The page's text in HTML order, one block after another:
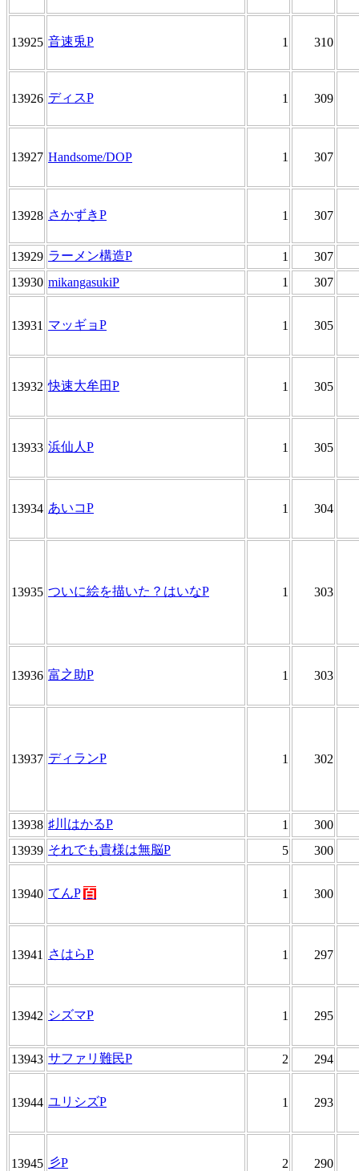
13925 音速兎P 1 310
13926 ディスP 1 309
13927 Handsome/DOP 1 307
13928 さかずきP 1 307
13929 ラーメン構造P 1
307
13930 mikangasukiP 1 307
13931 マッギョP 1 305
13932 快速大牟田P 1 305
13933 浜仙人P 1 305
13934 あいコP 1 304
13935 ついに絵を描いた？はいなP 1 303
13936 富之助P 1 303
13937 ディランP 1 302
13938 ♯川はかるP 1
300
13939 それでも貴様は無脳P 5 300
13940 てんP 百 1 300
13941 さはらP 1 297
13942 シズマP 1 295
13943 サファリ難民P 2 294
13944 ユリシズP 1 293
13945 彡P 2 290